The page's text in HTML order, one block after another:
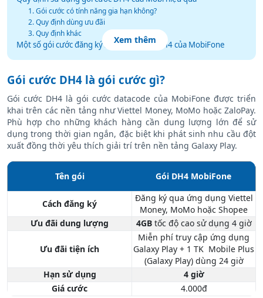
1. Gói cước có tính năng gia hạn không?
2. Quy định dùng ưu đãi
3. Quy định khác
Một số gói cước đăng ký song song gói DH4 của MobiFone
Xem thêm
Gói cước DH4 là gói cước gì?
Gói cước DH4 là gói cước datacode của MobiFone được triển
khai trên các nền tảng như Viettel Money, MoMo hoặc ZaloPay.
Phù hợp cho những khách hàng cần dung lượng lớn để sử
dụng trong thời gian ngắn, đặc biệt khi phát sinh nhu cầu đột
xuất đồng thời yêu thích giải trí trên nền tảng Galaxy Play.
Tên gói Gói DH4 MobiFone
Cách đăng ký
Đăng ký qua ứng dụng Viettel
Money, MoMo hoặc Shopee
Ưu đãi dung lượng
4GBtốc độ cao sử dụng 4 giờ
Ưu đãi tiện ích
Miễn phí truy cập ứng dụng
Galaxy Play + 1 TK Mobile Plus
(Galaxy Play) dùng 24 giờ
Hạn sử dụng
4 giờ
Giá cước
4.000đ